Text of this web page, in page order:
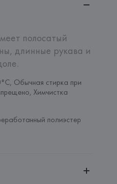
полосатый
длинные рукава и
Обычная стирка при
Химчистка
полиэстер